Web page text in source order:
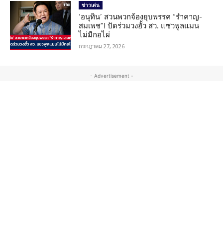
ข่าวเด่น
‘อนุทิน’ สวนพวกจ้องยุบพรรค “รำคาญ-
สมเพช”! ปัดร่วมวงฮั้ว สว. แซวพูลแมน
ไม่มีกอไผ่
กรกฎาคม 27, 2026
- Advertisement -